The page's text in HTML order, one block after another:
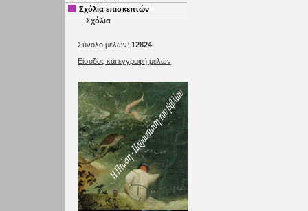
Σχόλια επισκεπτών
Σχόλια
Σύνολο μελών: 12824
Είσοδος και εγγραφή μελών